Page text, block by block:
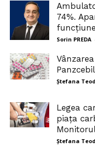
74%.
Sorin PREDA -
Ștefana
Legea
piața
Ștefana